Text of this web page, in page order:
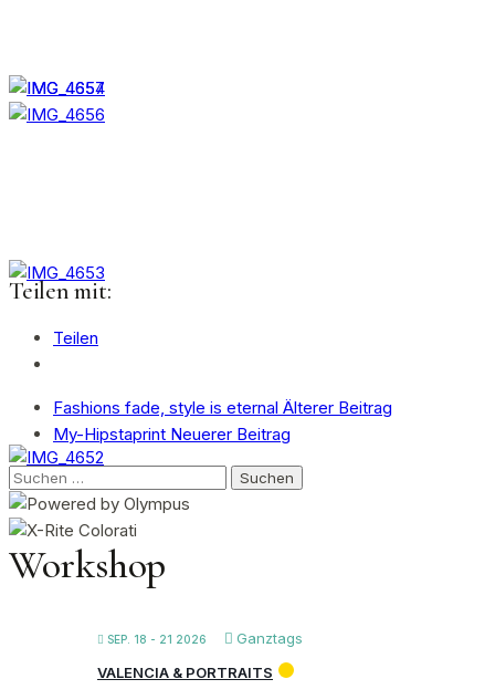
Teilen mit:
Teilen
Fashions fade, style is eternal Älterer Beitrag
My-Hipstaprint Neuerer Beitrag
Suchen
nach:
Workshop
SEP. 18 - 21 2026
Ganztags
VALENCIA & PORTRAITS